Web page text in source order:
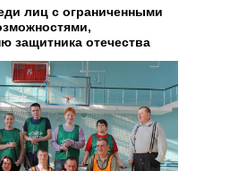
лиц с ограниченными
защитника отечества